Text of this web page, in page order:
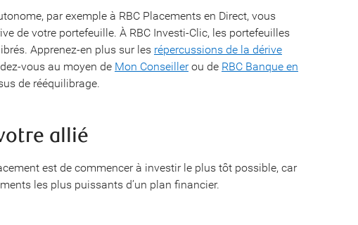
par exemple à RBC Placements en Direct, vous
de votre portefeuille. À RBC Investi-Clic, les portefeuilles
Apprenez-en plus sur les répercussions de la dérive
vous au moyen de Mon Conseillerou de RBC Banque en
de rééquilibrage.
allié
est de commencer à investir le plus tôt possible, car
les plus puissants d’un plan financier.